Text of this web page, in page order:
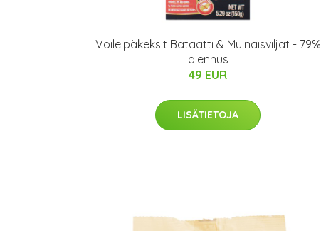
Voileipäkeksit Bataatti & Muinaisviljat - 79%
alennus
49 EUR
LISÄTIETOJA